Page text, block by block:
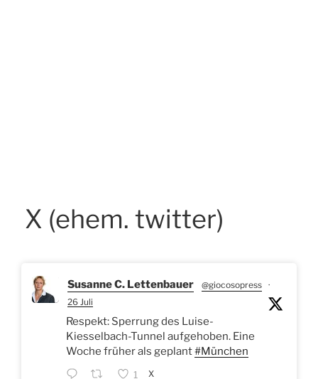
X (ehem. twitter)
Susanne C. Lettenbauer @giocosopress ·
26 Juli
Respekt: Sperrung des Luise-
Kiesselbach-Tunnel aufgehoben. Eine
Woche früher als geplant#München
1 X